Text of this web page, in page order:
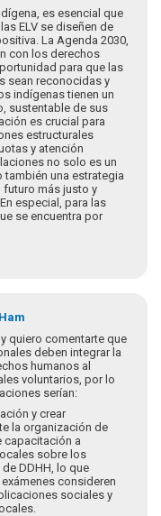
es esencial que
ELV se diseñen de
La Agenda 2030,
con los derechos
para que las
sean reconocidas y
indígenas tienen un
sustentable de sus
es crucial para
estructurales
y atención
no solo es un
también una estrategia
futuro más justo y
especial, para las
se encuentra por
quiero comentarte que
deben integrar la
humanos al
voluntarios, por lo
serían:
y crear
la organización de
capacitación a
sobre los
DDHH, lo que
consideren
sociales y